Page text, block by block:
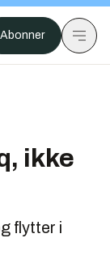
Abonner
ikke
flytter i